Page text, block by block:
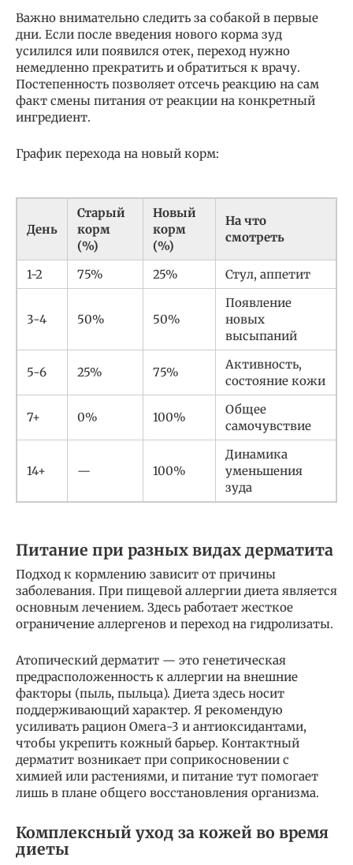
Важно внимательно следить за собакой в первые
дни. Если после введения нового корма зуд
усилился или появился отек, переход нужно
немедленно прекратить и обратиться к врачу.
Постепенность позволяет отсечь реакцию на сам
факт смены питания от реакции на конкретный
ингредиент.
График перехода на новый корм:
День
Старый
корм
(%)
Новый
корм
(%)
На что
смотреть
1-2 75% 25% Стул, аппетит
3-4 50% 50%
Появление
новых
высыпаний
5-6 25% 75%
Активность,
состояние кожи
7+ 0% 100%
Общее
самочувствие
14+ — 100%
Динамика
уменьшения
зуда
Питание при разных видах дерматита
Подход к кормлению зависит от причины
заболевания. При пищевой аллергии диета является
основным лечением. Здесь работает жесткое
ограничение аллергенов и переход на гидролизаты.
Атопический дерматит — это генетическая
предрасположенность к аллергии на внешние
факторы (пыль, пыльца). Диета здесь носит
поддерживающий характер. Я рекомендую
усиливать рацион Омега-3 и антиоксидантами,
чтобы укрепить кожный барьер. Контактный
дерматит возникает при соприкосновении с
химией или растениями, и питание тут помогает
лишь в плане общего восстановления организма.
Комплексный уход за кожей во время
диеты